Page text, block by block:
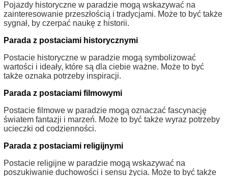
Pojazdy historyczne w paradzie mogą wskazywać na
zainteresowanie przeszłością i tradycjami. Może to być także
sygnał, by czerpać naukę z historii.
Parada z postaciami historycznymi
Postacie historyczne w paradzie mogą symbolizować
wartości i ideały, które są dla ciebie ważne. Może to być
także oznaka potrzeby inspiracji.
Parada z postaciami filmowymi
Postacie filmowe w paradzie mogą oznaczać fascynację
światem fantazji i marzeń. Może to być także wyraz potrzeby
ucieczki od codzienności.
Parada z postaciami religijnymi
Postacie religijne w paradzie mogą wskazywać na
poszukiwanie duchowości i sensu życia. Może to być także